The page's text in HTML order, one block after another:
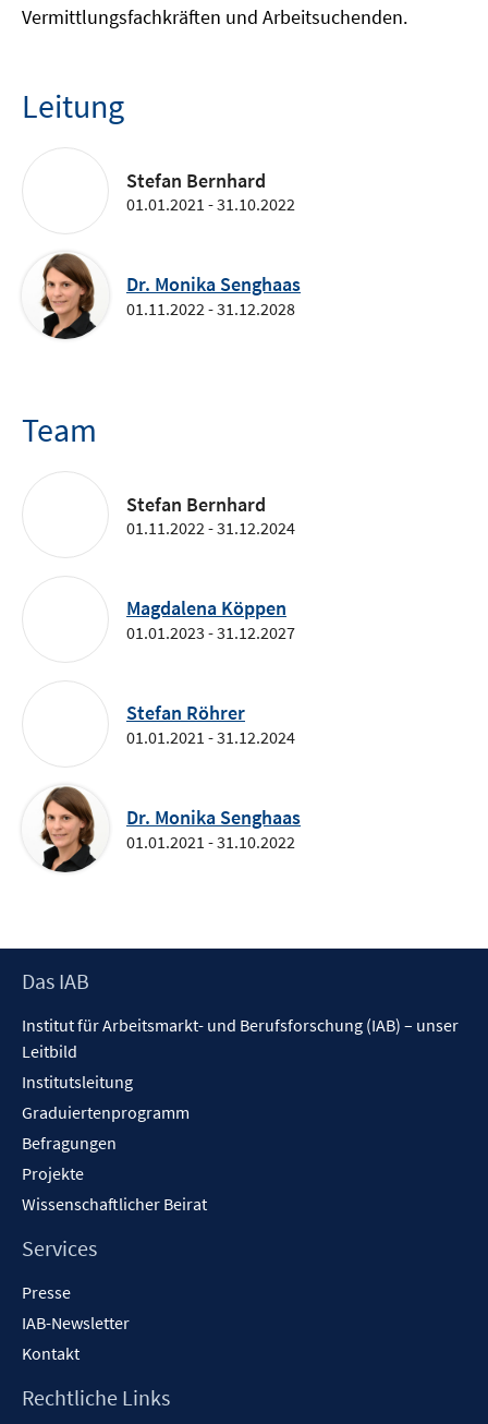
Vermittlungsfachkräften und Arbeitsuchenden.
Leitung
Stefan Bernhard
01.01.2021 - 31.10.2022
Dr. Monika Senghaas
01.11.2022 - 31.12.2028
Team
Stefan Bernhard
01.11.2022 - 31.12.2024
Magdalena Köppen
01.01.2023 - 31.12.2027
Stefan Röhrer
01.01.2021 - 31.12.2024
Dr. Monika Senghaas
01.01.2021 - 31.10.2022
Footer
Das IAB
Institut für Arbeitsmarkt- und Berufsforschung (IAB) – unser
Leitbild
Institutsleitung
Graduiertenprogramm
Befragungen
Projekte
Wissenschaftlicher Beirat
Services
Presse
IAB-Newsletter
Kontakt
Rechtliche Links